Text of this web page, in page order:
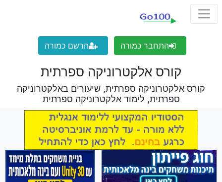
התחבר כמורה הרשם כמורה
קורס אלקטרוניקה ספרתית
קורס אלקטרוניקה ספרתית, שיעורים באלקטרוניקה
ספרתית, לימוד אלקטרוניקה ספרתית